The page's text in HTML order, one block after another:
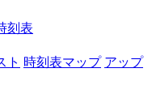
刻表
ト 時刻表マップ アップ